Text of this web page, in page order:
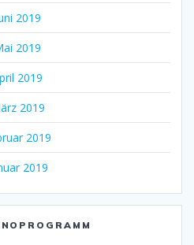
2019
2019
2019
2019
2019
2019